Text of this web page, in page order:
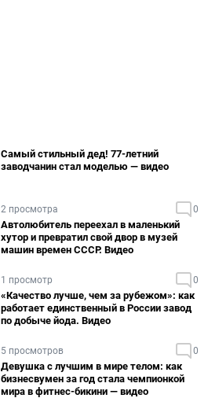
Самый стильный дед! 77-летний
заводчанин стал моделью — видео
2 просмотра 0
Автолюбитель переехал в маленький
хутор и превратил свой двор в музей
машин времен СССР. Видео
1 просмотр 0
«Качество лучше, чем за рубежом»: как
работает единственный в России завод
по добыче йода. Видео
5 просмотров 0
Девушка с лучшим в мире телом: как
бизнесвумен за год стала чемпионкой
мира в фитнес-бикини — видео